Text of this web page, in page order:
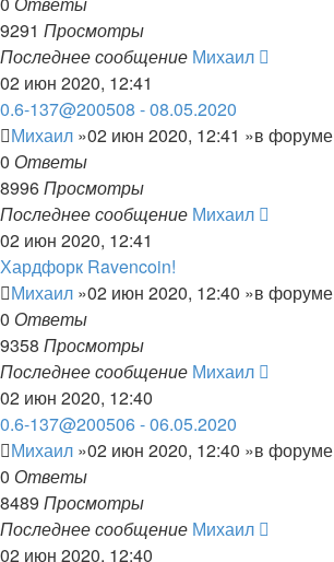
9291 Просмотры
Последнее сообщение Михаил
02 июн 2020, 12:41
0.6-137@200508 - 08.05.2020
Михаил »02 июн 2020, 12:41 »в форуме
0 Ответы
8996Просмотры
Последнее сообщение Михаил
02 июн 2020, 12:41
Хардфорк Ravencoin!
Михаил »02 июн 2020, 12:40 »в форуме
0 Ответы
9358 Просмотры
Последнее сообщение Михаил
02 июн 2020, 12:40
0.6-137@200506 - 06.05.2020
Михаил »02 июн 2020, 12:40 »в форуме
0 Ответы
8489 Просмотры
Последнее сообщение Михаил
02 июн 2020, 12:40